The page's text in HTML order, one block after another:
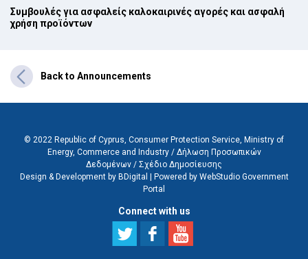
Συμβουλές για ασφαλείς καλοκαιρινές αγορές και ασφαλή
χρήση προϊόντων
Back to Announcements
© 2022 Republic of Cyprus, Consumer Protection Service, Ministry of
Energy, Commerce and Industry / Δήλωση Προσωπικών
Δεδομένων / Σχέδιο Δημοσίευσης
Design & Development by BDigital
Powered by WebStudio Government
Portal
Connect with us